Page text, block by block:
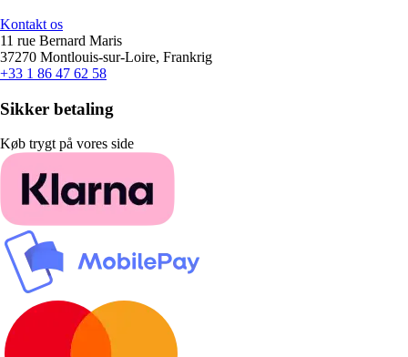
Kontakt os
11 rue Bernard Maris
37270 Montlouis-sur-Loire, Frankrig
+33 1 86 47 62 58
Sikker betaling
Køb trygt på vores side